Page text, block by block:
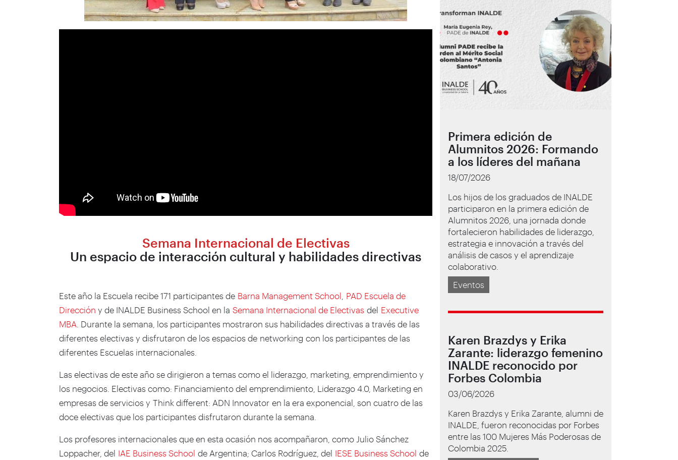
Semana Internacional de Electivas
Un espacio de interacción cultural y habilidades directivas
Este año la Escuela recibe 171 participantes de Barna Management School PAD Escuela de
Dirección y de INALDE Business School en la Semana Internacional de Electivas del Executive
MBA . Durante la semana, los participantes mostraron sus habilidades directivas a través de las
diferentes electivas y disfrutaron de los espacios de networking con los participantes de las
diferentes Escuelas internacionales.
Las electivas de este año se dirigieron a temas como el liderazgo, marketing, emprendimiento y
los negocios. Electivas como: Financiamiento del emprendimiento, Liderazgo 4.0, Marketing en
empresas de servicios y Think different: ADN Innovator en la era exponencial, son cuatro de las
doce electivas que los participantes disfrutaron durante la semana.
Los profesores internacionales que en esta ocasión nos acompañaron, como Julio Sánchez
Loppacher, del IAE Business School de Argentina; Carlos Rodríguez, del IESE Business School de
Primera edición de
Alumnitos 2026: Formando
a los líderes del mañana
18/07/2026
Los hijos de los graduados de INALDE
participaron en la primera edición de
Alumnitos 2026, una jornada donde
fortalecieron habilidades de liderazgo,
estrategia e innovación a través del
análisis de casos y el aprendizaje
colaborativo.
Eventos
Karen Brazdys y Erika
Zarante: liderazgo femenino
INALDE reconocido por
Forbes Colombia
03/06/2026
Karen Brazdys y Erika Zarante, alumni de
INALDE, fueron reconocidas por Forbes
entre las 100 Mujeres Más Poderosas de
Colombia 2025.